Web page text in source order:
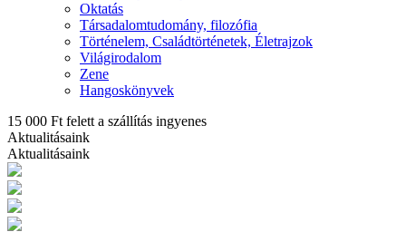
Oktatás
Társadalomtudomány, filozófia
Történelem, Családtörténetek, Életrajzok
Világirodalom
Zene
Hangoskönyvek
15 000 Ft felett a szállítás ingyenes
Aktualitásaink
Aktualitásaink